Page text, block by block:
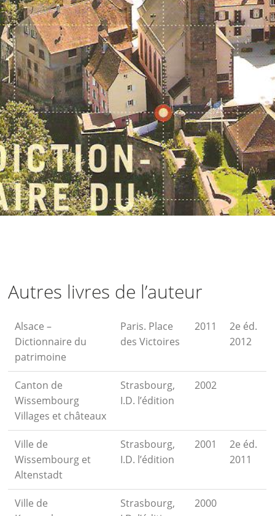
Autres livres de l’auteur
Alsace –
Dictionnaire du
patrimoine
Paris. Place
des Victoires
2011
2e éd.
2012
Canton de
Wissembourg
Villages et châteaux
Strasbourg,
I.D. l’édition
2002
Ville de
Wissembourg et
Altenstadt
Strasbourg,
I.D. l’édition
2001
2e éd.
2011
Ville de
Strasbourg,
2000